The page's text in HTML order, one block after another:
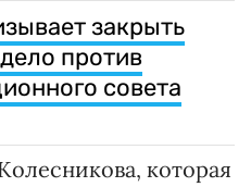
закрыть
против
совета
которая